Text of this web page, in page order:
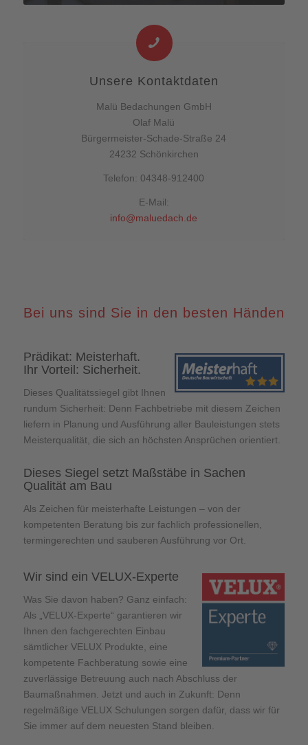
Unsere Kontaktdaten
Malü Bedachungen GmbH
Olaf Malü
Bürgermeister-Schade-Straße 24
24232 Schönkirchen
Telefon: 04348-912400
E-Mail:
info@maluedach.de
Bei uns sind Sie in den besten Händen
Prädikat: Meisterhaft.
Ihr Vorteil: Sicherheit.
Dieses Qualitätssiegel gibt Ihnen
rundum Sicherheit: Denn Fachbetriebe mit diesem Zeichen
liefern in Planung und Ausführung aller Bauleistungen stets
Meisterqualität, die sich an höchsten Ansprüchen orientiert.
Dieses Siegel setzt Maßstäbe in Sachen
Qualität am Bau
Als Zeichen für meisterhafte Leistungen – von der
kompetenten Beratung bis zur fachlich professionellen,
termingerechten und sauberen Ausführung vor Ort.
Wir sind ein VELUX-Experte
Was Sie davon haben? Ganz einfach:
Als „VELUX-Experte“ garantieren wir
Ihnen den fachgerechten Einbau
sämtlicher VELUX Produkte, eine
kompetente Fachberatung sowie eine
zuverlässige Betreuung auch nach Abschluss der
Baumaßnahmen. Jetzt und auch in Zukunft: Denn
regelmäßige VELUX Schulungen sorgen dafür, dass wir für
Sie immer auf dem neuesten Stand bleiben.